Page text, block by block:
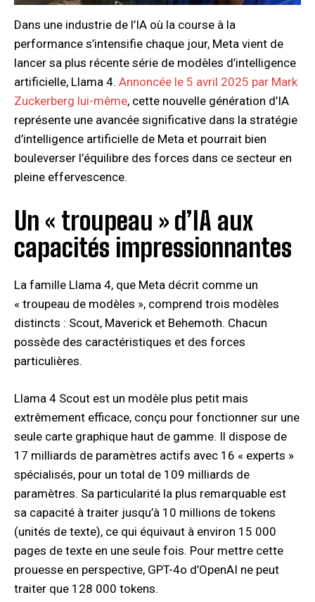
Dans une industrie de l’IA où la course à la
performance s’intensifie chaque jour, Meta vient de
lancer sa plus récente série de modèles d’intelligence
artificielle, Llama 4. Annoncée le 5 avril 2025 par Mark
Zuckerberg lui-même, cette nouvelle génération d’IA
représente une avancée significative dans la stratégie
d’intelligence artificielle de Meta et pourrait bien
bouleverser l’équilibre des forces dans ce secteur en
pleine effervescence.
Un « troupeau » d’IA aux
capacités impressionnantes
La famille Llama 4, que Meta décrit comme un
« troupeau de modèles », comprend trois modèles
distincts : Scout, Maverick et Behemoth. Chacun
possède des caractéristiques et des forces
particulières.
Llama 4 Scout est un modèle plus petit mais
extrêmement efficace, conçu pour fonctionner sur une
seule carte graphique haut de gamme. Il dispose de
17 milliards de paramètres actifs avec 16 « experts »
spécialisés, pour un total de 109 milliards de
paramètres. Sa particularité la plus remarquable est
sa capacité à traiter jusqu’à 10 millions de tokens
(unités de texte), ce qui équivaut à environ 15 000
pages de texte en une seule fois. Pour mettre cette
prouesse en perspective, GPT-4o d’OpenAI ne peut
traiter que 128 000 tokens.